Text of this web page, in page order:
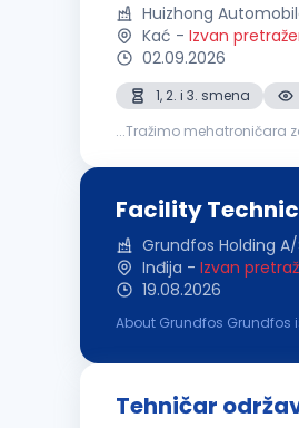
Huizhong
Kać - Izvan
02.09.2026
1, 2. i 3. smena
...Tražimo mehatroničara
Facility
Grundfos Holding A/
Inđija - Izvan
19.08.2026
About Grundfos Grundfos
Tehničar